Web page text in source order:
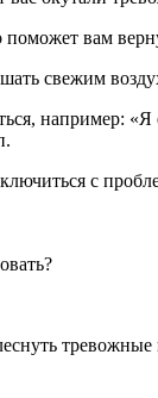
вам
свежим
например:
с